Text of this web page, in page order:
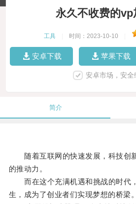
永久不收费的vp
工具 时间：2023-10-10
安卓下载 苹果下载
安卓市场，安全
简介
随着互联网的快速发展，科技创
的推动力。
而在这个充满机遇和挑战的时代，
生，成为了创业者们实现梦想的桥梁。